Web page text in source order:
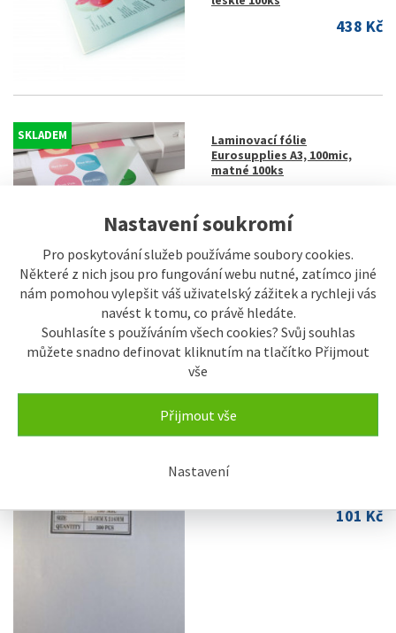
Nastavení soukromí
Pro poskytování služeb používáme soubory cookies.
Některé z nich jsou pro fungování webu nutné, zatímco jiné
nám pomohou vylepšit váš uživatelský zážitek a rychleji vás
navést k tomu, co právě hledáte.
Souhlasíte s používáním všech cookies? Svůj souhlas
můžete snadno definovat kliknutím na tlačítko Přijmout
vše
Přijmout vše
Nastavení
438 Kč
SKLADEM
Laminovací fólie
Eurosupplies A3, 100mic,
matné 100ks
SKLADEM
Laminovací fólie
Eurosupplies A5, 125mic,
lesklé 100ks
117 Kč
Eurosupplies A5, 100mic,
101 Kč